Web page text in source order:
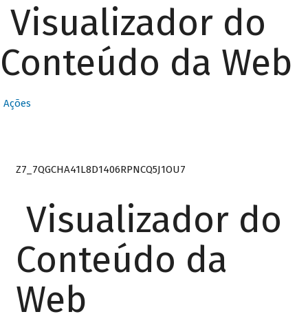
Visualizador do
Conteúdo da Web
Ações
Z7_7QGCHA41L8D1406RPNCQ5J1OU7
Visualizador do
Conteúdo da
Web